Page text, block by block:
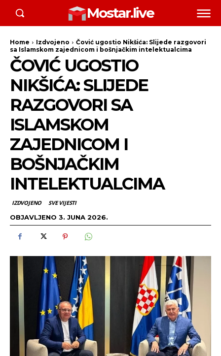
Mostar.live
Home Izdvojeno
Čović ugostio Nikšića: Slijede razgovori
sa Islamskom zajednicom i bošnjačkim intelektualcima
ČOVIĆ UGOSTIO
NIKŠIĆA: SLIJEDE
RAZGOVORI SA
ISLAMSKOM
ZAJEDNICOM I
BOŠNJAČKIM
INTELEKTUALCIMA
IZDVOJENO SVE VIJESTI
OBJAVLJENO 3. JUNA 2026.